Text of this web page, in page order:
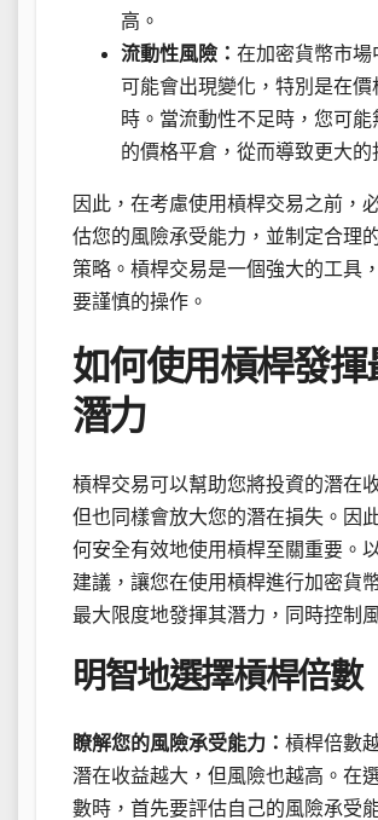
高。
流動性風險： 在加密貨幣市場
可能會出現變化，特別是在價
時。當流動性不足時，您可能
的價格平倉，從而導致更大的
因此，在考慮使用槓桿交易之前，
估您的風險承受能力，並制定合理
策略。槓桿交易是一個強大的工具
要謹慎的操作。
如何使用槓桿發揮
潛力
槓桿交易可以幫助您將投資的潛在
但也同樣會放大您的潛在損失。因
何安全有效地使用槓桿至關重要。
建議，讓您在使用槓桿進行加密貨
最大限度地發揮其潛力，同時控制
明智地選擇槓桿倍數
瞭解您的風險承受能力： 槓桿倍數
潛在收益越大，但風險也越高。在
數時，首先要評估自己的風險承受